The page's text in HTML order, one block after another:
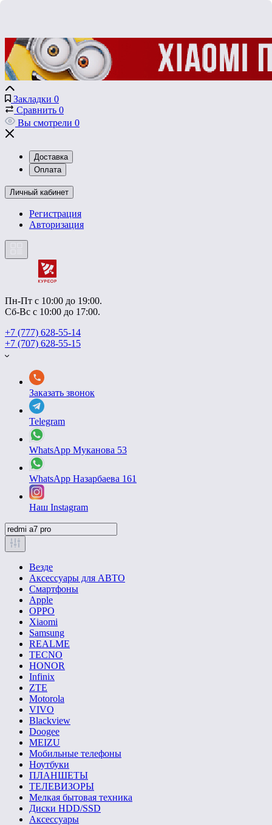
Закладки 0
Сравнить 0
Вы смотрели 0
Доставка
Оплата
Личный кабинет
Регистрация
Авторизация
Пн-Пт с 10:00 до 19:00.
Сб-Вс с 10:00 до 17:00.
+7 (777) 628-55-14
+7 (707) 628-55-15
Заказать звонок
Telegram
WhatsApp Муканова 53
WhatsApp Назарбаева 161
Наш Instagram
Везде
Аксессуары для АВТО
Смартфоны
Apple
OPPO
Xiaomi
Samsung
REALME
TECNO
HONOR
Infinix
ZTE
Motorola
VIVO
Blackview
Doogee
MEIZU
Мобильные телефоны
Ноутбуки
ПЛАНШЕТЫ
ТЕЛЕВИЗОРЫ
Мелкая бытовая техника
Диски HDD/SSD
Аксессуары